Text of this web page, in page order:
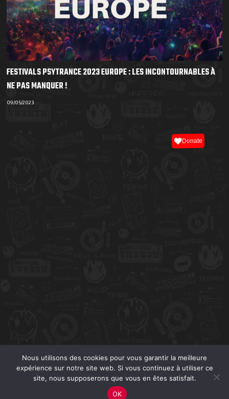
FESTIVALS PSYTRANCE 2023 EUROPE : LES INCONTOURNABLES À
NE PAS MANQUER !
09/05/2023
Nous utilisons des cookies pour vous garantir la meilleure
expérience sur notre site web. Si vous continuez à utiliser ce
site, nous supposerons que vous en êtes satisfait.
OK
Donate